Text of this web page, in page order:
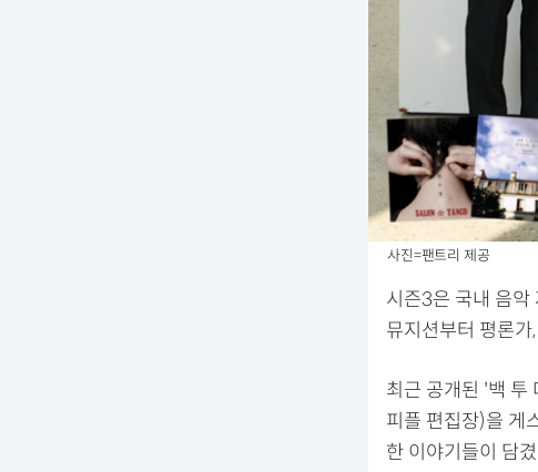
사진=팬트리 제공
시즌3은 국내 음악
뮤지션부터 평론
최근 공개된 '백 투
피플 편집장)을 게
한 이야기들이 담